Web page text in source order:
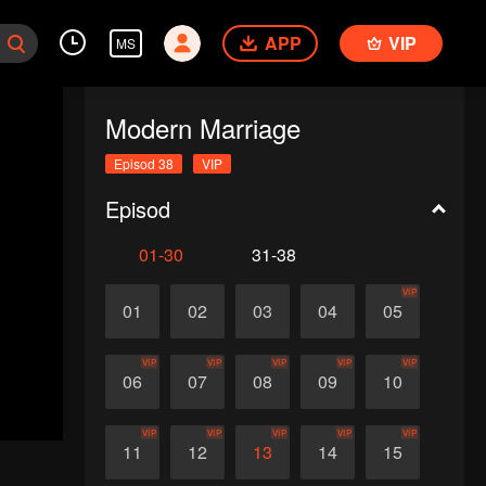
MS APP VIP
Modern Marriage
Episod 38 VIP
Episod
01-30 31-38
01 02 03 04 05
VIP
06
VIP
07
VIP
08
VIP
09
VIP
10
VIP
11
VIP
12
VIP
13
VIP
14
VIP
15
VIP